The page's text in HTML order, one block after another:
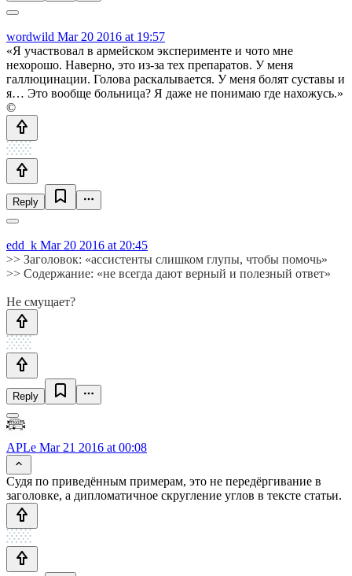
wordwild Mar 20 2016 at 19:57
«Я участвовал в армейском эксперименте и чото мне
нехорошо. Наверно, это из-за тех препаратов. У меня
галлюцинации. Голова раскалывается. У меня болят суставы и
я… Это вообще больница? Я даже не понимаю где нахожусь.»
©
Reply
edd_k Mar 20 2016 at 20:45
>> Заголовок: «ассистенты слишком глупы, чтобы помочь»
>> Содержание: «не всегда дают верный и полезный ответ»
Не смущает?
Reply
APLe Mar 21 2016 at 00:08
Судя по приведённым примерам, это не передёргивание в
заголовке, а дипломатичное скругление углов в тексте статьи.